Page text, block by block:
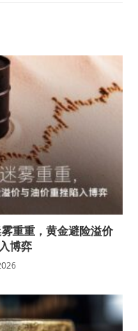
重重，黄金避险溢价
博弈